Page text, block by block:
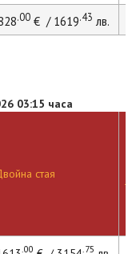
.00€ / 1619.43 лв.
03:15 часа
стая
.00 .75